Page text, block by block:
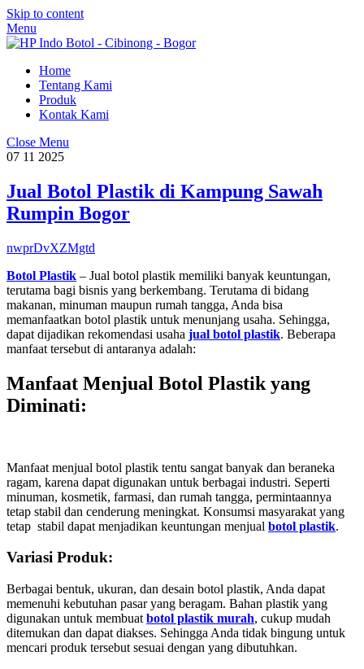
Skip to content
Menu
Home
Tentang Kami
Produk
Kontak Kami
Close Menu
07 11 2025
Jual Botol Plastik di Kampung Sawah
Rumpin Bogor
nwprDvXZMgtd
Botol Plastik – Jual botol plastik memiliki banyak keuntungan,
terutama bagi bisnis yang berkembang. Terutama di bidang
makanan, minuman maupun rumah tangga, Anda bisa
memanfaatkan botol plastik untuk menunjang usaha. Sehingga,
dapat dijadikan rekomendasi usaha jual botol plastik. Beberapa
manfaat tersebut di antaranya adalah:
Manfaat Menjual Botol Plastik yang
Diminati:
Manfaat menjual botol plastik tentu sangat banyak dan beraneka
ragam, karena dapat digunakan untuk berbagai industri. Seperti
minuman, kosmetik, farmasi, dan rumah tangga, permintaannya
tetap stabil dan cenderung meningkat. Konsumsi masyarakat yang
tetap stabil dapat menjadikan keuntungan menjual botol plastik.
Variasi Produk:
Berbagai bentuk, ukuran, dan desain botol plastik, Anda dapat
memenuhi kebutuhan pasar yang beragam. Bahan plastik yang
digunakan untuk membuat botol plastik murah, cukup mudah
ditemukan dan dapat diakses. Sehingga Anda tidak bingung untuk
mencari produk tersebut sesuai dengan yang dibutuhkan.